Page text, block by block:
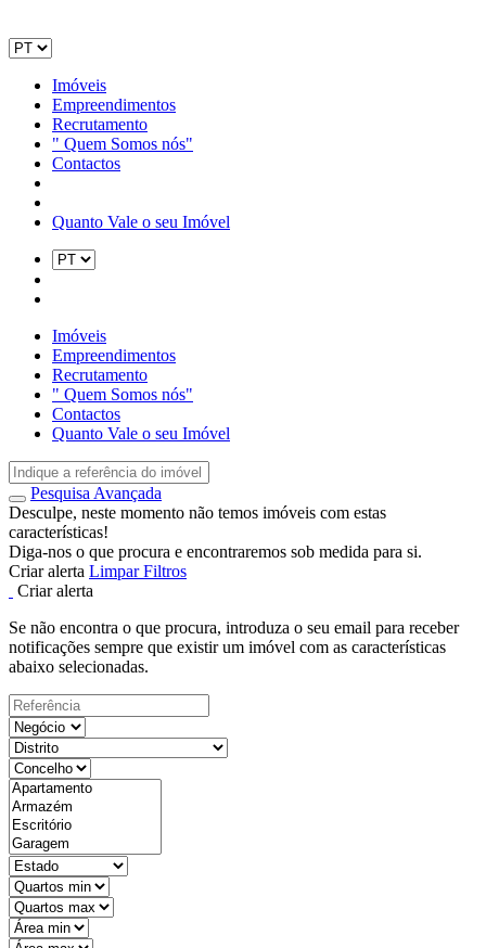
Imóveis
Empreendimentos
Recrutamento
" Quem Somos nós"
Contactos
Quanto Vale o seu Imóvel
Imóveis
Empreendimentos
Recrutamento
" Quem Somos nós"
Contactos
Quanto Vale o seu Imóvel
Pesquisa Avançada
Desculpe, neste momento não temos imóveis com estas
características!
Diga-nos o que procura e encontraremos sob medida para si.
Criar alerta Limpar Filtros
Criar alerta
Se não encontra o que procura, introduza o seu email para receber
notificações sempre que existir um imóvel com as características
abaixo selecionadas.